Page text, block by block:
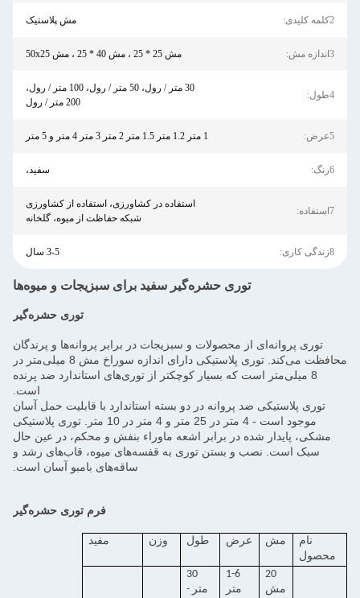
2کلمه کلیدی: مش پلاستیک
3اندازه مش: مش 25 * 25 ، مش 40 * 25 ، مش 50x25
4طول:
30 متر / رول، 50 متر / رول، 100 متر / رول،
200 متر / رول
5عرض: 1 متر 1.2 متر 1.5 متر 2 متر 3 متر 4 متر و 5 متر
6رنگ: سفید،
7استفاده:
استفاده در کشاورزی، استفاده از کشاورزی
شبکه حفاظت از میوه، گلخانه
8زندگی کاری: 3-5 سال
توری حشره‌گیر سفید برای سبزیجات و میوه‌ها
توری حشره‌گیر
توری پروانه‌ای از محصولات و سبزیجات در برابر پروانه‌ها و پرندگان
محافظت می‌کند. توری پلاستیکی دارای اندازه سوراخ مش 8 میلی‌متر در
8 میلی‌متر است که بسیار کوچکتر از توری‌های استاندارد ضد پرنده
است.
توری پلاستیکی ضد پروانه در دو بسته استاندارد با قابلیت حمل آسان
موجود است - 4 متر در 25 متر و 4 متر در 10 متر. توری پلاستیکی
مشکی، پایدار شده در برابر اشعه ماوراء بنفش و محکم، در عین حال
سبک است. نصب و بستن توری به قفسه‌های میوه، قاب‌های رشد و
ساقه‌های بامبو آسان است.
فرم توری حشره‌گیر
نام
محصول
مش عرض طول وزن مفید
20
مش
1-6
متر
30
متر -